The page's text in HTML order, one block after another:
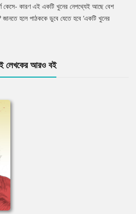
কেসে- কারণ এই একটি খুনের নেপথ্যেই আছে বেশ
হলে পাঠককে ডুবে যেতে হবে ‘একটি খুনের
লেখকের আরও বই